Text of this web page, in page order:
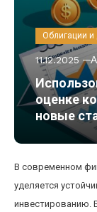
Облигации и
11.12.2025
оценке
новые
В современном
уделяется
инвестированию.